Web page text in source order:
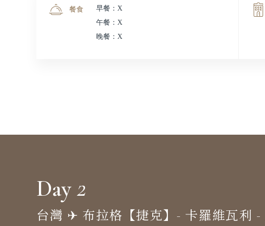
餐食
早餐：X
午餐：X
晚餐：X
Day2
台灣 ✈︎ 布拉格【捷克】- 卡羅維瓦利 -